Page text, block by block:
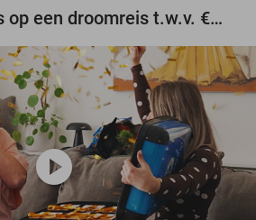
Maak gratis kans op een droomreis t.w.v. €3.000!
play_circle